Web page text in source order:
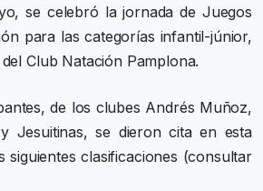
se celebró la jornada de Juegos
para las categorías infantil-júnior,
Club Natación Pamplona.
de los clubes Andrés Muñoz,
Jesuitinas, se dieron cita en esta
siguientes clasificaciones (consultar